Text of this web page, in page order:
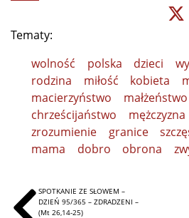
Tematy:
wolność
polska dzieci
rodzina
miłość kobieta
macierzyństwo
małżeństwo
chrześcijaństwo
mężczyzna
zrozumienie
granice
mama
dobro obrona
SPOTKANIE ZE SŁOWEM –
DZIEŃ 95/365 – ZDRADZENI –
(Mt 26,14-25)